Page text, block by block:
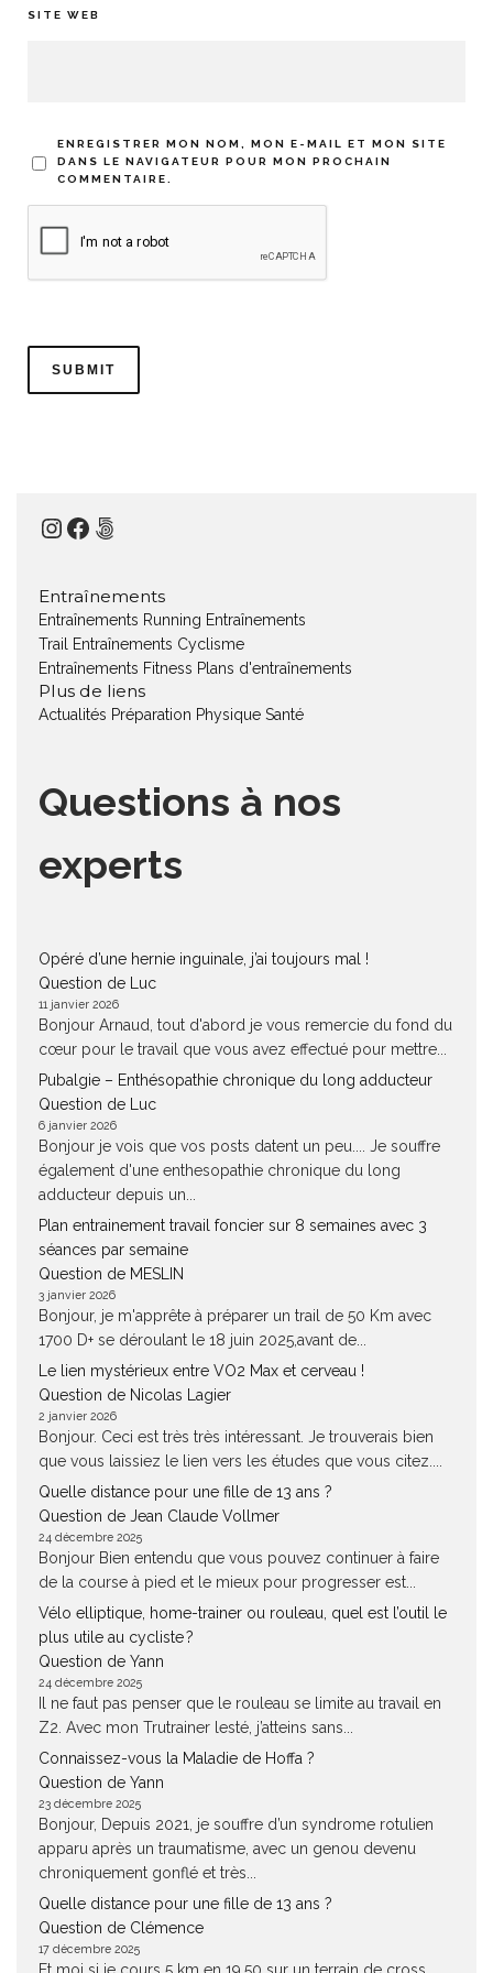
SITE WEB
ENREGISTRER MON NOM, MON E-MAIL ET MON SITE
DANS LE NAVIGATEUR POUR MON PROCHAIN
COMMENTAIRE.
Instagram
Facebook
500px
Entraînements
Entraînements Running Entraînements
Trail
Entraînements Cyclisme
Entraînements Fitness Plans d'entraînements
Plus de liens
Actualités Préparation Physique Santé
Questions à nos
experts
Opéré d’une hernie inguinale, j’ai toujours mal !
Question de Luc
11 janvier 2026
Bonjour Arnaud, tout d'abord je vous remercie du fond du
cœur pour le travail que vous avez effectué pour mettre...
Pubalgie – Enthésopathie chronique du long adducteur
Question de Luc
6 janvier 2026
Bonjour je vois que vos posts datent un peu.... Je souffre
également d'une enthesopathie chronique du long
adducteur depuis un...
Plan entrainement travail foncier sur 8 semaines avec 3
séances par semaine
Question de MESLIN
3 janvier 2026
Bonjour, je m'apprête à préparer un trail de 50 Km avec
1700 D+ se déroulant le 18 juin 2025,avant de...
Le lien mystérieux entre VO2 Max et cerveau !
Question de Nicolas Lagier
2 janvier 2026
Bonjour. Ceci est très très intéressant. Je trouverais bien
que vous laissiez le lien vers les études que vous citez....
Quelle distance pour une fille de 13 ans ?
Question de Jean Claude Vollmer
24 décembre 2025
Bonjour Bien entendu que vous pouvez continuer à faire
de la course à pied et le mieux pour progresser est...
Vélo elliptique, home-trainer ou rouleau, quel est l’outil le
plus utile au cycliste ?
Question de Yann
24 décembre 2025
Il ne faut pas penser que le rouleau se limite au travail en
Z2. Avec mon Trutrainer lesté, j’atteins sans...
Connaissez-vous la Maladie de Hoffa ?
Question de Yann
23 décembre 2025
Bonjour, Depuis 2021, je souffre d’un syndrome rotulien
apparu après un traumatisme, avec un genou devenu
chroniquement gonflé et très...
Quelle distance pour une fille de 13 ans ?
Question de Clémence
17 décembre 2025